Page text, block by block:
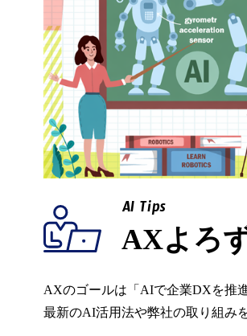
AI Tips
AXよろ
AXのゴールは「AIで企業DXを推
最新のAI活用法や弊社の取り組み